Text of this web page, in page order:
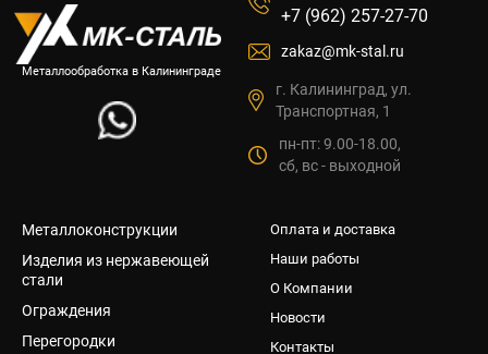
Металлообработка в Калининграде
Металлоконструкции
Изделия из нержавеющей
стали
Ограждения
Перегородки
Оплата и доставка
Наши работы
О Компании
Новости
Контакты
+7 (962) 257-27-70
zakaz@mk-stal.ru
г. Калининград, ул.
Транспортная, 1
пн-пт: 9.00-18.00,
сб, вс - выходной